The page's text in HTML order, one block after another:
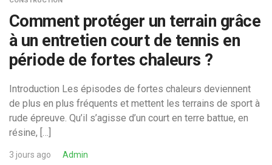
Comment protéger un terrain grâce
à un entretien court de tennis en
période de fortes chaleurs ?
Introduction Les épisodes de fortes chaleurs deviennent
de plus en plus fréquents et mettent les terrains de sport à
rude épreuve. Qu’il s’agisse d’un court en terre battue, en
résine, […]
3 jours ago Admin